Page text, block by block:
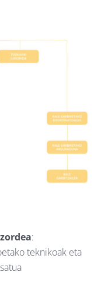
:
teknikoak eta